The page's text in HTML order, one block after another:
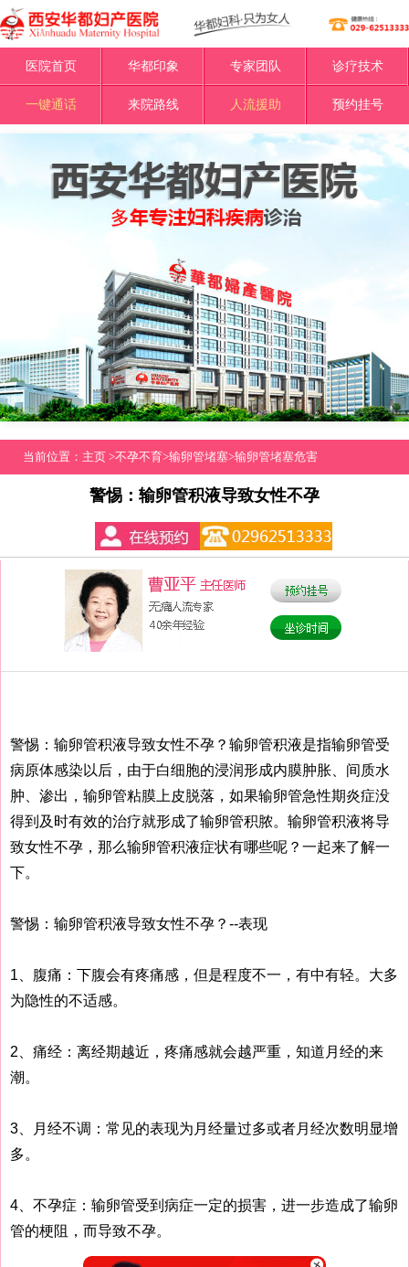
医院首页 华都印象 专家团队 诊疗技术
一键通话 来院路线 人流援助 预约挂号
当前位置： 主页 >不孕不育>输卵管堵塞>输卵管堵塞危害
警惕：输卵管积液导致女性不孕
警惕：输卵管积液导致女性不孕？输卵管积液是指输卵管受
病原体感染以后，由于白细胞的浸润形成内膜肿胀、间质水
肿、渗出，输卵管粘膜上皮脱落，如果输卵管急性期炎症没
得到及时有效的治疗就形成了输卵管积脓。输卵管积液将导
致女性不孕，那么输卵管积液症状有哪些呢？一起来了解一
下。
警惕：输卵管积液导致女性不孕？--表现
1、腹痛：下腹会有疼痛感，但是程度不一，有中有轻。大多
为隐性的不适感。
2、痛经：离经期越近，疼痛感就会越严重，知道月经的来
潮。
3、月经不调：常见的表现为月经量过多或者月经次数明显增
多。
4、不孕症：输卵管受到病症一定的损害，进一步造成了输卵
管的梗阻，而导致不孕。